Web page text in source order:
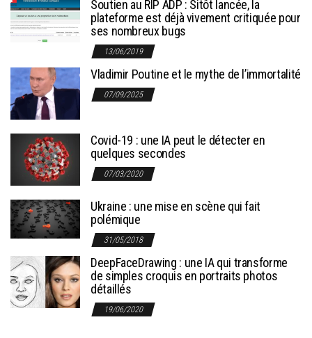
Soutien au RIP ADP : Sitôt lancée, la
plateforme est déjà vivement critiquée pour
ses nombreux bugs
13/06/2019
Vladimir Poutine et le mythe de l’immortalité
07/09/2025
Covid-19 : une IA peut le détecter en
quelques secondes
07/03/2020
Ukraine : une mise en scène qui fait
polémique
31/05/2018
DeepFaceDrawing : une IA qui transforme
de simples croquis en portraits photos
détaillés
19/06/2020